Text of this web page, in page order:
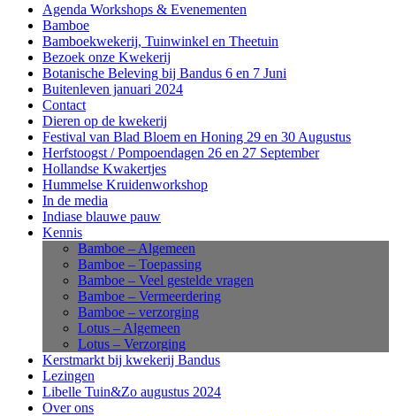
Agenda Workshops & Evenementen
Bamboe
Bamboekwekerij, Tuinwinkel en Theetuin
Bezoek onze Kwekerij
Botanische Beleving bij Bandus 6 en 7 Juni
Buitenleven januari 2024
Contact
Dieren op de kwekerij
Festival van Blad Bloem en Honing 29 en 30 Augustus
Herfstoogst / Pompoendagen 26 en 27 September
Hollandse Kwakertjes
Hummelse Kruidenworkshop
In de media
Indiase blauwe pauw
Kennis
Bamboe – Algemeen
Bamboe – Toepassing
Bamboe – Veel gestelde vragen
Bamboe – Vermeerdering
Bamboe – verzorging
Lotus – Algemeen
Lotus – Verzorging
Kerstmarkt bij kwekerij Bandus
Lezingen
Libelle Tuin&Zo augustus 2024
Over ons